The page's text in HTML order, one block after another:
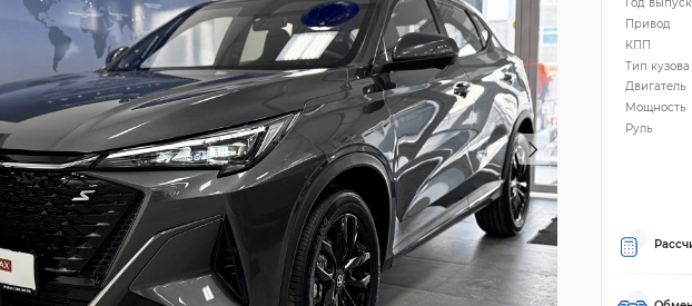
Год
Привод
КПП
Тип кузова
Двигатель
Мощность
Руль